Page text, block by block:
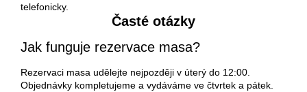
telefonicky.
Časté otázky
Jak funguje rezervace masa?
Rezervaci masa udělejte nejpozději v úterý do 12:00.
Objednávky kompletujeme a vydáváme ve čtvrtek a pátek.